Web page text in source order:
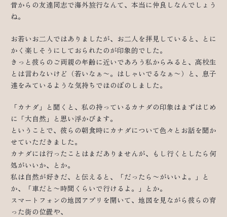
昔からの友達同志で海外旅行なんて、本当に仲良しなんでしょう
ね。
お若いお二人ではありましたが、お二人を拝見していると、とに
かく楽しそうにしておられたのが印象的でした。
きっと彼らのご両親の年齢に近いであろう私からみると、高校生
とは言わないけど（若いなぁ〜。はしゃいでるなぁ〜）と、息子
達をみているような気持ちでほのぼのしました。
「カナダ」と聞くと、私の持っているカナダの印象はまずはじめ
に「大自然」と思い浮かびます。
ということで、彼らの朝食時にカナダについて色々とお話を聞か
せていただきました。
カナダには行ったことはまだありませんが、もし行くとしたら何
処がいいか、とか。
私は自然が好きだ、と伝えると、「だったら〜がいいよ。」と
か、「車だと〜時間くらいで行けるよ。」とか。
スマートフォンの地図アプリを開いて、地図を見ながら彼らの育
った街の位置や、